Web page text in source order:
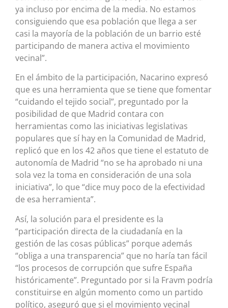
ya incluso por encima de la media. No estamos
consiguiendo que esa población que llega a ser
casi la mayoría de la población de un barrio esté
participando de manera activa el movimiento
vecinal”.
En el ámbito de la participación, Nacarino expresó
que es una herramienta que se tiene que fomentar
“cuidando el tejido social”, preguntado por la
posibilidad de que Madrid contara con
herramientas como las iniciativas legislativas
populares que sí hay en la Comunidad de Madrid,
replicó que en los 42 años que tiene el estatuto de
autonomía de Madrid “no se ha aprobado ni una
sola vez la toma en consideración de una sola
iniciativa”, lo que “dice muy poco de la efectividad
de esa herramienta”.
Así, la solución para el presidente es la
“participación directa de la ciudadanía en la
gestión de las cosas públicas” porque además
“obliga a una transparencia” que no haría tan fácil
“los procesos de corrupción que sufre España
históricamente”. Preguntado por si la Fravm podría
constituirse en algún momento como un partido
político, aseguró que si el movimiento vecinal